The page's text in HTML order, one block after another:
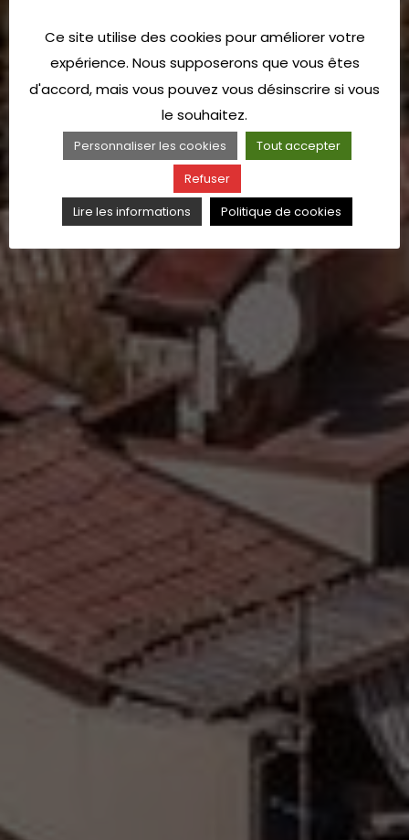
Ce site utilise des cookies pour améliorer votre
expérience. Nous supposerons que vous êtes
d'accord, mais vous pouvez vous désinscrire si vous
le souhaitez.
Personnaliser les cookies
Tout accepter
Refuser
Lire les informations
Politique de cookies